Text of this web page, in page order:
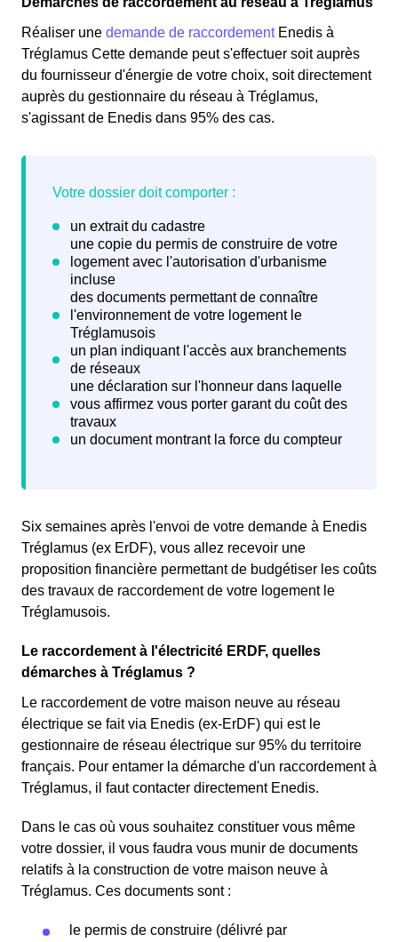
Réaliser une demande de raccordementEnedis à
Tréglamus Cette demande peut s'effectuer soit auprès
du fournisseur d'énergie de votre choix, soit directement
auprès du gestionnaire du réseau à Tréglamus,
s'agissant de Enedis dans 95% des cas.
Six semaines après l'envoi de votre demande à Enedis
Tréglamus (ex ErDF), vous allez recevoir une
proposition financière permettant de budgétiser les coûts
des travaux de raccordement de votre logement le
Tréglamusois.
Le raccordement à l'électricité ERDF, quelles
démarches à Tréglamus ?
Le raccordement de votre maison neuve au réseau
électrique se fait via Enedis (ex-ErDF) qui est le
gestionnaire de réseau électrique sur 95% du territoire
français. Pour entamer la démarche d'un raccordement à
Tréglamus, il faut contacter directement Enedis.
Dans le cas où vous souhaitez constituer vous même
votre dossier, il vous faudra vous munir de documents
relatifs à la construction de votre maison neuve à
Tréglamus. Ces documents sont :
le permis de construire (délivré par